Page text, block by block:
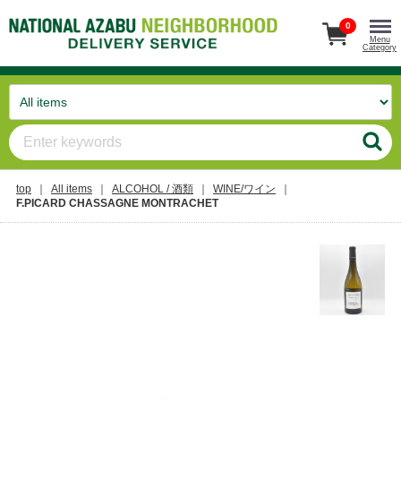
0
Menu
Category
top All items ALCOHOL / 酒類
WINE/ワイン
F.PICARD CHASSAGNE MONTRACHET